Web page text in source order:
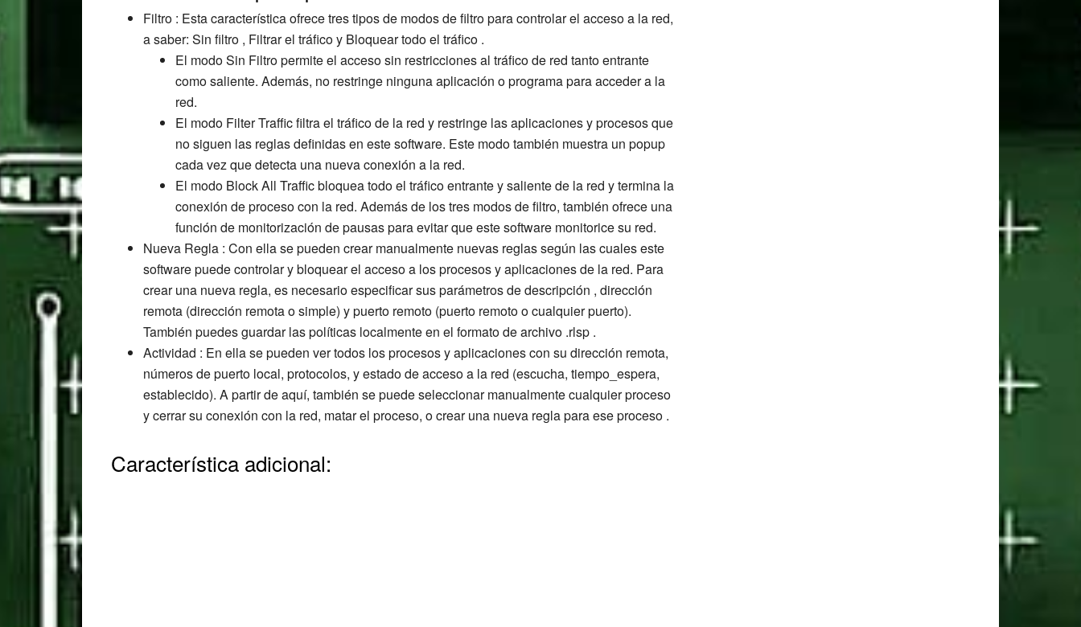
Filtro : Esta característica ofrece tres tipos de modos de filtro para controlar el acceso a la red,
a saber: Sin filtro , Filtrar el tráfico y Bloquear todo el tráfico .
El modo Sin Filtro permite el acceso sin restricciones al tráfico de red tanto entrante
como saliente. Además, no restringe ninguna aplicación o programa para acceder a la
red.
El modo Filter Traffic filtra el tráfico de la red y restringe las aplicaciones y procesos que
no siguen las reglas definidas en este software. Este modo también muestra un popup
cada vez que detecta una nueva conexión a la red.
El modo Block All Traffic bloquea todo el tráfico entrante y saliente de la red y termina la
conexión de proceso con la red. Además de los tres modos de filtro, también ofrece una
función de monitorización de pausas para evitar que este software monitorice su red.
Nueva Regla : Con ella se pueden crear manualmente nuevas reglas según las cuales este
software puede controlar y bloquear el acceso a los procesos y aplicaciones de la red. Para
crear una nueva regla, es necesario especificar sus parámetros de descripción , dirección
remota (dirección remota o simple) y puerto remoto (puerto remoto o cualquier puerto).
También puedes guardar las políticas localmente en el formato de archivo .rlsp .
Actividad : En ella se pueden ver todos los procesos y aplicaciones con su dirección remota,
números de puerto local, protocolos, y estado de acceso a la red (escucha, tiempo_espera,
establecido). A partir de aquí, también se puede seleccionar manualmente cualquier proceso
y cerrar su conexión con la red, matar el proceso, o crear una nueva regla para ese proceso .
Característica adicional: